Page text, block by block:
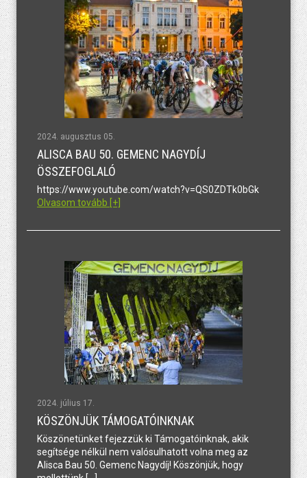
2024. augusztus 05.
ALISCA BAU 50. GEMENC NAGYDÍJ
ÖSSZEFOGLALÓ
https://www.youtube.com/watch?v=QS0ZDTk0bGk
Olvasom tovább [+]
2024. július 17.
KÖSZÖNJÜK TÁMOGATÓINKNAK
Köszönetünket fejezzük ki Támogatóinknak, akik
segítsége nélkül nem valósulhatott volna meg az
Alisca Bau 50. Gemenc Nagydíj! Köszönjük, hogy